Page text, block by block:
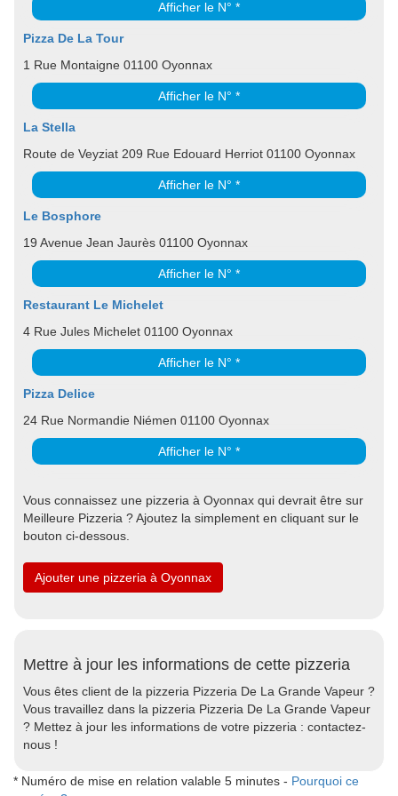
Afficher le N° *
Pizza De La Tour
1 Rue Montaigne 01100 Oyonnax
Afficher le N° *
La Stella
Route de Veyziat 209 Rue Edouard Herriot 01100 Oyonnax
Afficher le N° *
Le Bosphore
19 Avenue Jean Jaurès 01100 Oyonnax
Afficher le N° *
Restaurant Le Michelet
4 Rue Jules Michelet 01100 Oyonnax
Afficher le N° *
Pizza Delice
24 Rue Normandie Niémen 01100 Oyonnax
Afficher le N° *
Vous connaissez une pizzeria à Oyonnax qui devrait être sur
Meilleure Pizzeria ? Ajoutez la simplement en cliquant sur le
bouton ci-dessous.
Ajouter une pizzeria à Oyonnax
Mettre à jour les informations de cette pizzeria
Vous êtes client de la pizzeria Pizzeria De La Grande Vapeur ?
Vous travaillez dans la pizzeria Pizzeria De La Grande Vapeur
? Mettez à jour les informations de votre pizzeria : contactez-
nous !
* Numéro de mise en relation valable 5 minutes - Pourquoi ce